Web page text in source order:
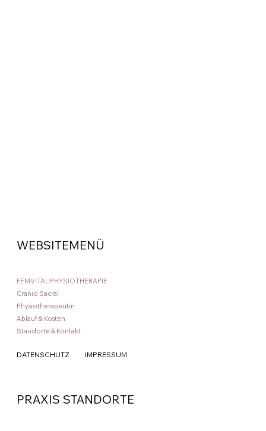
FEMVITAL PHYSIOTHERAPIE
Cranio Sacral
Physiotherapeutin
Ablauf & Kosten
Standorte & Kontakt
WEBSITEMENÜ
PRAXIS STANDORTE
IMPRESSUM
DATENSCHUTZ